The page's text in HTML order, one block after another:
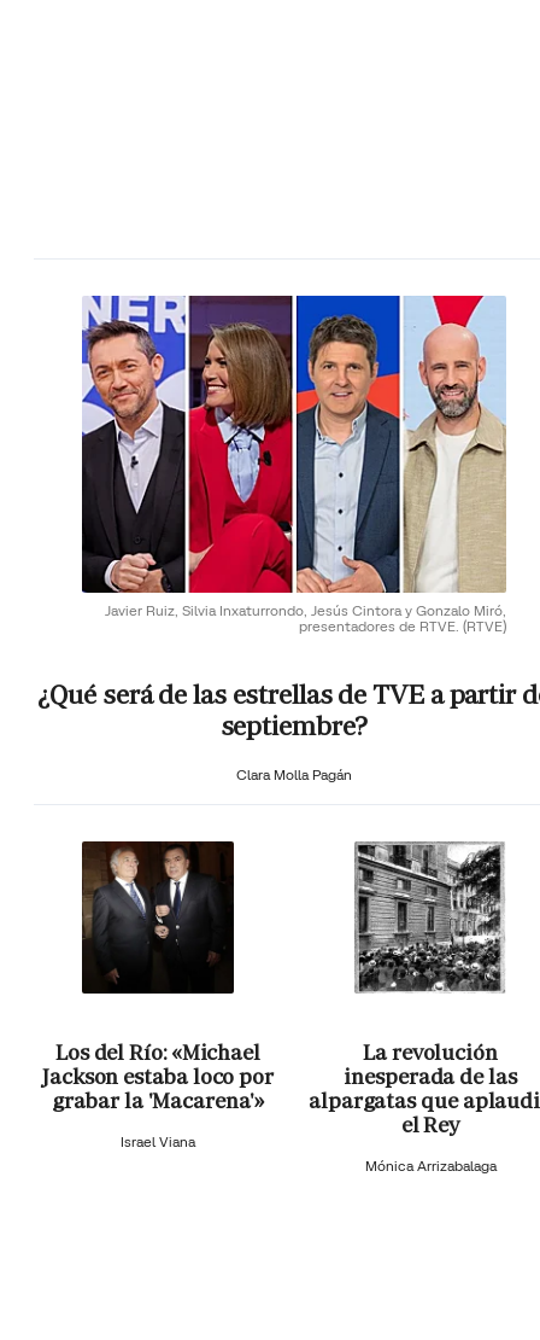
Javier Ruiz, Silvia Inxaturrondo, Jesús Cintora y Gonzalo Miró,
presentadores de RTVE. (RTVE)
¿Qué será de las estrellas de TVE a partir
septiembre?
Clara Molla Pagán
Los del Río: «Michael
Jackson estaba loco por
grabar la 'Macarena'»
Israel Viana
La revolución
inesperada de las
alpargatas que
el Rey
Mónica Arrizabalaga